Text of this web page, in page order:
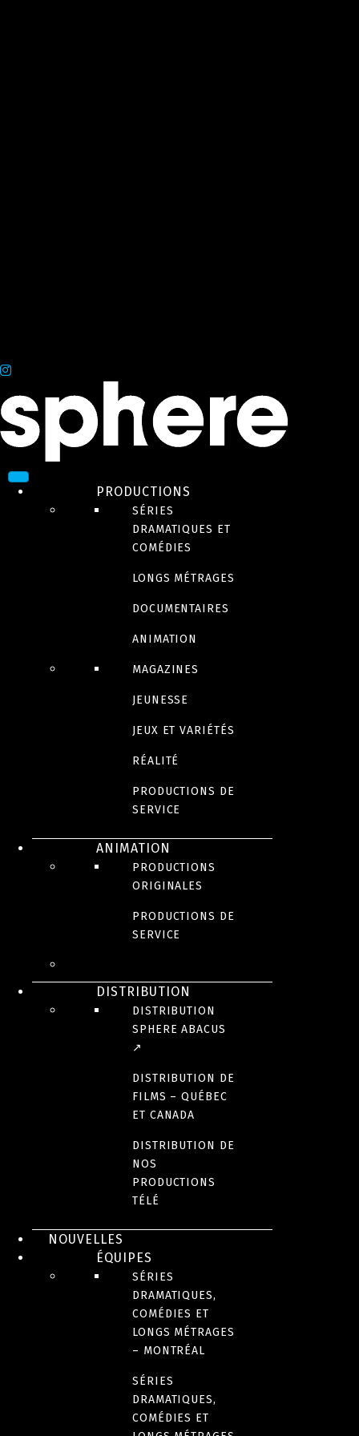
PRODUCTIONS
SÉRIES
DRAMATIQUES ET
COMÉDIES
LONGS MÉTRAGES
DOCUMENTAIRES
ANIMATION
MAGAZINES
JEUNESSE
JEUX ET VARIÉTÉS
RÉALITÉ
PRODUCTIONS DE
SERVICE
ANIMATION
PRODUCTIONS
ORIGINALES
PRODUCTIONS DE
SERVICE
DISTRIBUTION
DISTRIBUTION
SPHERE ABACUS
↗
DISTRIBUTION DE
FILMS – QUÉBEC
ET CANADA
DISTRIBUTION DE
NOS
PRODUCTIONS
TÉLÉ
NOUVELLES
ÉQUIPES
SÉRIES
DRAMATIQUES,
COMÉDIES ET
LONGS MÉTRAGES
– MONTRÉAL
SÉRIES
DRAMATIQUES,
COMÉDIES ET